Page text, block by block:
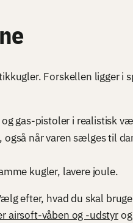
Forskellen ligger i
gas-pistoler i realistisk
når varen sælges til
kugler, lavere joule.
efter, hvad du skal
airsoft-våben og -udstyrog